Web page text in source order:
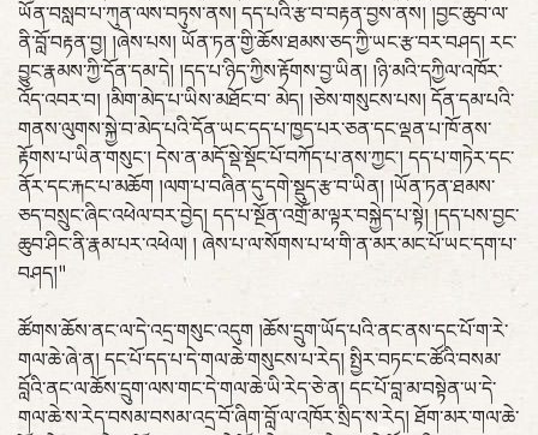
ཡོན་བསླབ་པ་ཀུན་ལས་བཏུས་ནས། དད་པའི་རྩ་བ་བརྟན་བྱས་ནས། །བྱང་ཆུབ་ལ་
ནི་བློ་བརྟན་བྱ། །ཞེས་པས། ཡོན་ཏན་གྱི་ཆོས་ཐམས་ཅད་ཀྱི་ཡང་རྩ་བར་བཤད། རང་
བྱུང་རྣམས་ཀྱི་དོན་དམ་དེ། །དད་པ་ཉིད་ཀྱིས་རྟོགས་བྱ་ཡིན། །ཉི་མའི་དཀྱིལ་འཁོར་
འོད་འབར་བ། །མིག་མེད་པ་ཡིས་མཐོང་བ་ མེད། །ཅེས་གསུངས་པས། དོན་དམ་པའི་
གནས་ལུགས་སྐྱེ་བ་མེད་པའི་དོན་ཡང་དད་པ་ཁྱད་པར་ཅན་དང་ལྡན་པ་ཁོ་ནས་
རྟོགས་པ་ཡིན་གསུང་། དེས་ན་མདོ་སྡེ་སྡོང་པོ་བཀོད་པ་ནས་ཀྱང་། དད་པ་གཏེར་དང་
ནོར་དང་རྐང་པ་མཆོག །ལག་པ་བཞིན་དུ་དགེ་སྡུད་རྩ་བ་ཡིན། །ཡོན་ཏན་ཐམས་
ཅད་བསྲུང་ཞིང་འཕེལ་བར་བྱེད། དད་པ་སྔོན་འགྲོ་མ་ལྟར་བསྐྱེད་པ་སྟེ། །དད་པས་བྱང་
ཆུབ་ཤིང་ནི་རྣམ་པར་འཕེལ། ། ཞེས་པ་ལ་སོགས་པ་ཕ་གི་ན་མར་མང་པོ་ཡང་དག་པ་
བཤད།"
ཚོགས་ཆོས་ནང་ལ་དེ་འདྲ་གསུང་འདུག །ཆོས་དྲུག་ཡོད་པའི་ནང་ནས་དང་པོ་ག་རེ་
གལ་ཆེ་ཞེ་ན། དང་པོ་དད་པ་དེ་གལ་ཆེ་གསུངས་པ་རེད། སྤྱིར་བཏང་ང་ཚོའི་བསམ་
བློའི་ནང་ལ་ཆོས་དྲུག་ལས་གང་དེ་གལ་ཆེ་ཡི་རེད་ཅེ་ན། དང་པོ་བླ་མ་བསྟེན་ཡ་དེ་
གལ་ཆེ་ས་རེད་བསམ་བསམ་འདྲ་བོ་ཞིག་བློ་ལ་འཁོར་སྲིད་ས་རེད། ཐོག་མར་གལ་ཆེ་